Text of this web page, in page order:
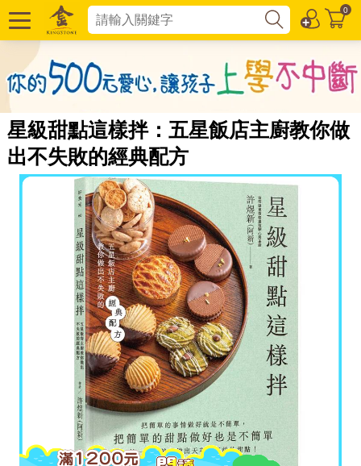
0
星級甜點這樣拌：五星飯店主廚教你做
出不失敗的經典配方